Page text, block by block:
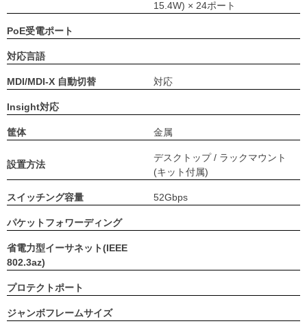
15.4W) × 24ポート
PoE受電ポート
対応言語
MDI/MDI-X 自動切替 対応
Insight対応
筐体 金属
設置方法
デスクトップ / ラックマウント
(キット付属)
スイッチング容量 52Gbps
パケットフォワーディング
省電力型イーサネット(IEEE
802.3az)
プロテクトポート
ジャンボフレームサイズ